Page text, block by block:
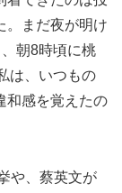
。まだ夜が明け
朝8時頃に桃
は、いつもの
和感を覚えたの
や、蔡英文が